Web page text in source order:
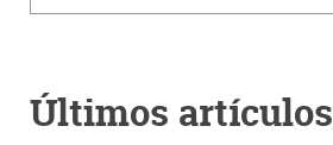
Últimos artículos